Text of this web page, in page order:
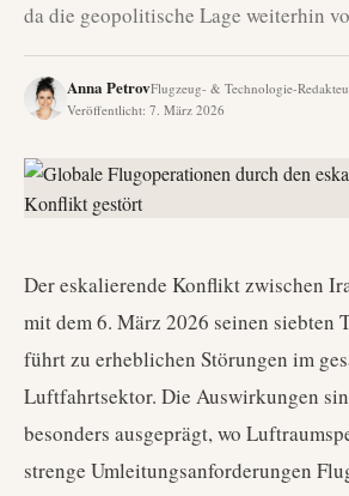
da die geopolitische Lage weiterhin
Anna PetrovFlugzeug- & Technologie-
Veröffentlicht: 7. März 2026
Der eskalierende Konflikt zwischen
mit dem 6. März 2026 seinen siebten
führt zu erheblichen Störungen im
Luftfahrtsektor. Die Auswirkungen
besonders ausgeprägt, wo
strenge Umleitungsanforderungen